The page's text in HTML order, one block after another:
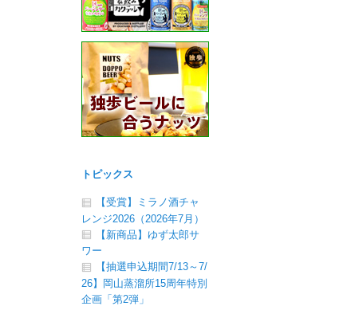
トピックス
【受賞】ミラノ酒チャ
レンジ2026（2026年7月）
【新商品】ゆず太郎サ
ワー
【抽選申込期間7/13～7/
26】岡山蒸溜所15周年特別
企画「第2弾」